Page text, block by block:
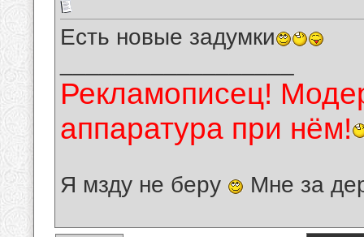
Есть новые задумки
Рекламописец!
аппаратура при нём!
Я мзду не беру Мне за